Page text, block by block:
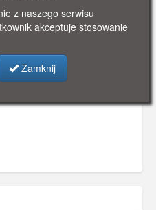
podcieniowy,szachulcowej,
z naszego serwisu
akceptuje stosowanie
Zamknij